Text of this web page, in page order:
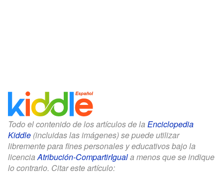
Todo el contenido de los artículos de la Enciclopedia
Kiddle (incluidas las imágenes) se puede utilizar
libremente para fines personales y educativos bajo la
licencia Atribución-CompartirIguala menos que se indique
lo contrario. Citar este artículo: